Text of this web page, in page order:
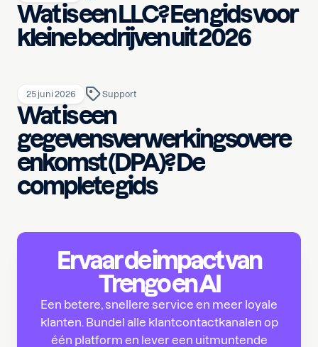
Wat is een LLC? Een gids voor
kleine bedrijven uit 2026
25 juni 2026 Support
Wat is een
gegevensverwerkingsovere
enkomst (DPA)? De
complete gids
Ervaar de impact van
Trengo en AI
Een betere, snellere service en meer loyale
klanten. Bundel alle klantcontactkanalen op
één platform en lever een uitmuntende